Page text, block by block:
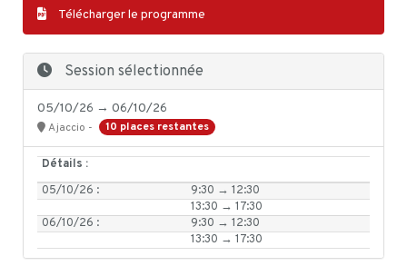
Télécharger le programme
Session sélectionnée
05/10/26 → 06/10/26
Ajaccio - 10 places restantes
Détails :
05/10/26 :
9:30 → 12:30
13:30 → 17:30
06/10/26 :
9:30 → 12:30
13:30 → 17:30